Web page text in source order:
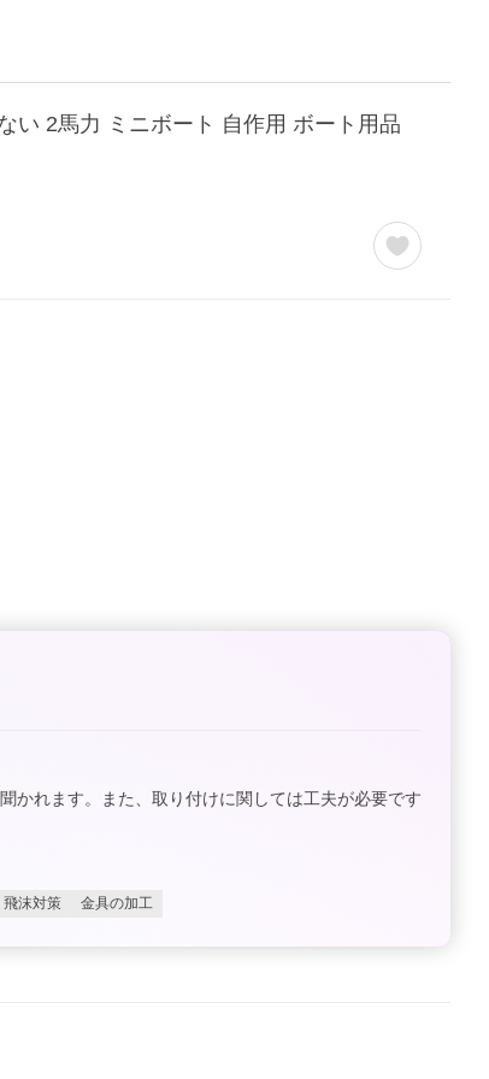
い 2馬力 ミニボート 自作用 ボート用品
かれます。また、取り付けに関しては工夫が必要です
飛沫対策 金具の加工